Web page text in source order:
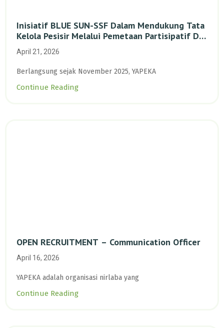
Inisiatif BLUE SUN-SSF Dalam Mendukung Tata
Kelola Pesisir Melalui Pemetaan Partisipatif Di
Enam Desa Kepulauan Riau
April 21, 2026
Berlangsung sejak November 2025, YAPEKA
Continue Reading
OPEN RECRUITMENT – Communication Officer
April 16, 2026
YAPEKA adalah organisasi nirlaba yang
Continue Reading